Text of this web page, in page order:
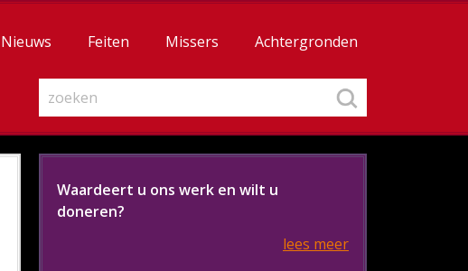
Nieuws Feiten Missers Achtergronden
Waardeert u ons werk en wilt u
doneren?
lees meer